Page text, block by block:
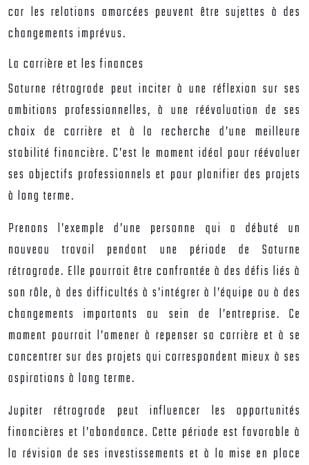
car les relations amorcées peuvent être sujettes à des
changements imprévus.
La carrière et les finances
Saturne rétrograde peut inciter à une réflexion sur ses
ambitions professionnelles, à une réévaluation de ses
choix de carrière et à la recherche d’une meilleure
stabilité financière. C’est le moment idéal pour réévaluer
ses objectifs professionnels et pour planifier des projets
à long terme.
Prenons l’exemple d’une personne qui a débuté un
nouveau travail pendant une période de Saturne
rétrograde. Elle pourrait être confrontée à des défis liés à
son rôle, à des difficultés à s’intégrer à l’équipe ou à des
changements importants au sein de l’entreprise. Ce
moment pourrait l’amener à repenser sa carrière et à se
concentrer sur des projets qui correspondent mieux à ses
aspirations à long terme.
Jupiter rétrograde peut influencer les opportunités
financières et l’abondance. Cette période est favorable à
la révision de ses investissements et à la mise en place